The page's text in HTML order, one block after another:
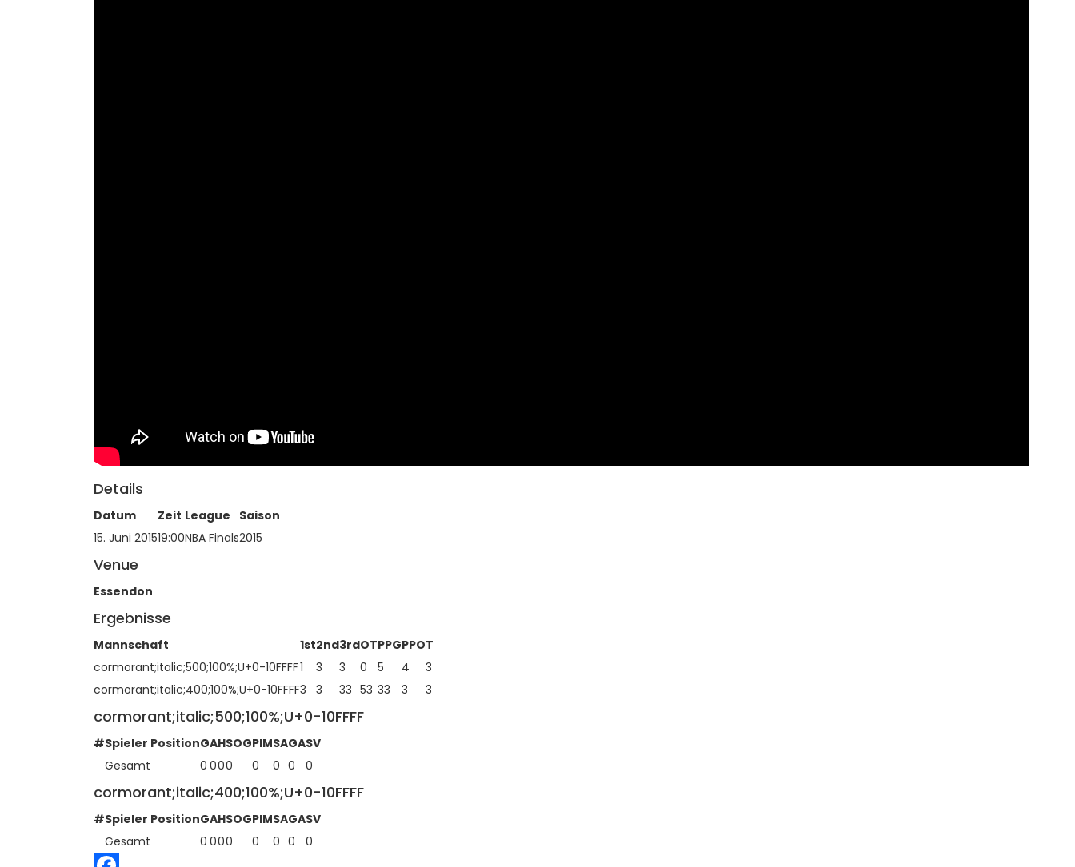
Details
Datum Zeit League
Saison
15. Juni 201519:00NBA Finals2015
Venue
Essendon
Ergebnisse
Mannschaft 1st2nd3rdOTPPGPPOT
cormorant;italic;500;100%;U+0-10FFFF1 3 3 0 5 4
3
cormorant;italic;400;100%;U+0-10FFFF3 3 33 53 33 3 3
cormorant;italic;500;100%;U+0-10FFFF
#Spieler PositionGAHSOGPIMSAGASV
Gesamt
0 000 0 0 0 0
cormorant;italic;400;100%;U+0-10FFFF
#Spieler PositionGAHSOGPIMSAGASV
Gesamt
0 000 0 0 0 0